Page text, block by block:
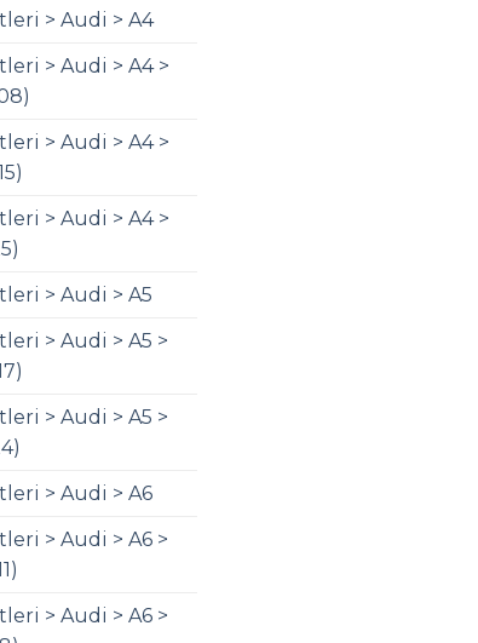
> Audi > A4
> Audi > A4 >
> Audi > A4 >
> Audi > A4 >
> Audi > A5
> Audi > A5 >
> Audi > A5 >
> Audi > A6
> Audi > A6 >
> Audi > A6 >